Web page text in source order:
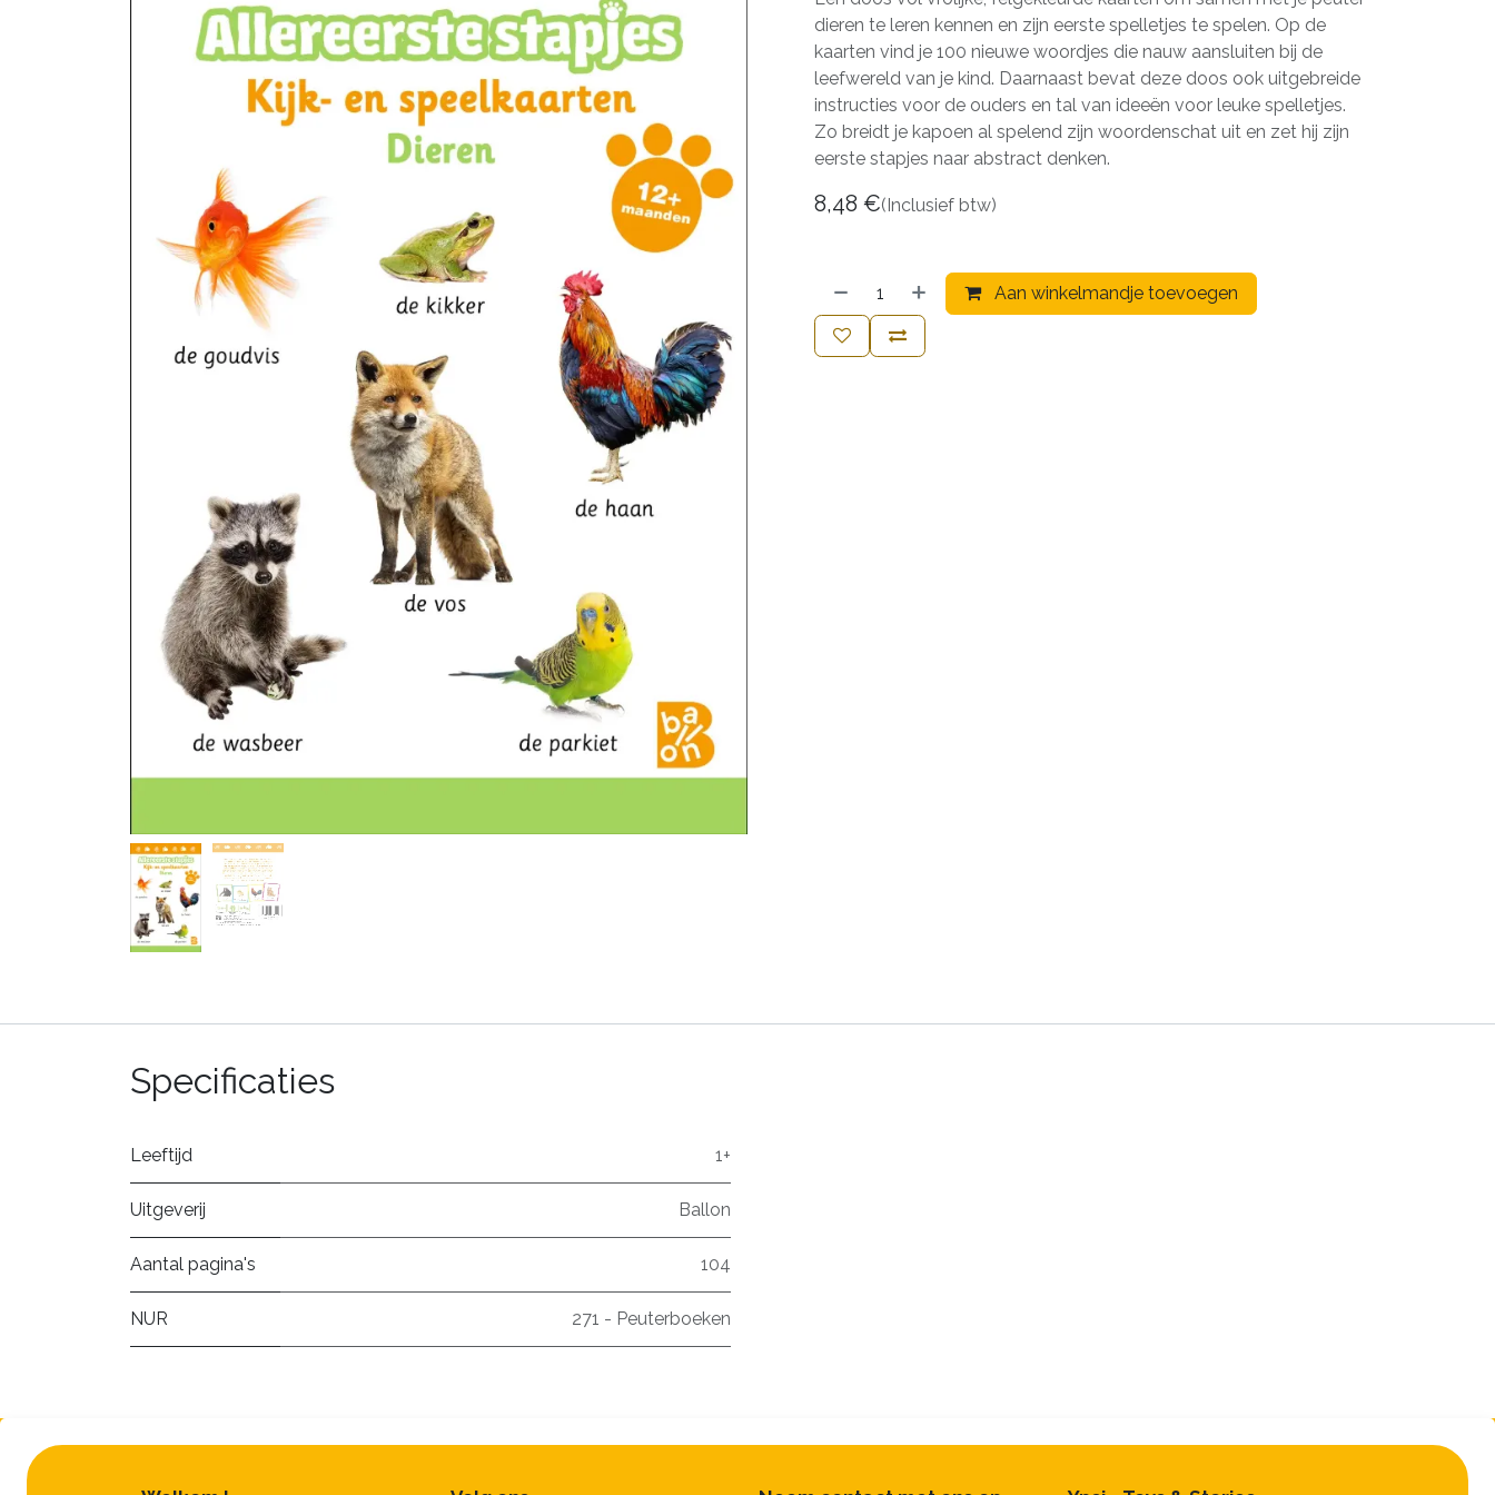
dieren te leren kennen en zijn eerste spelletjes te spelen. Op de
kaarten vind je 100 nieuwe woordjes die nauw aansluiten bij de
leefwereld van je kind. Daarnaast bevat deze doos ook uitgebreide
instructies voor de ouders en tal van ideeën voor leuke spelletjes.
Zo breidt je kapoen al spelend zijn woordenschat uit en zet hij zijn
eerste stapjes naar abstract denken.
8,48 €(Inclusief btw)
Aan winkelmandje toevoegen
Specificaties
Leeftijd 1+
Uitgeverij Ballon
Aantal pagina's 104
NUR 271 - Peuterboeken